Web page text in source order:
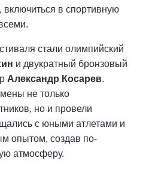
включиться в спортивную
стали олимпийский
и двукратный бронзовый
Александр Косарев.
не только
но и провели
с юными атлетами и
опытом, создав по-
атмосферу.